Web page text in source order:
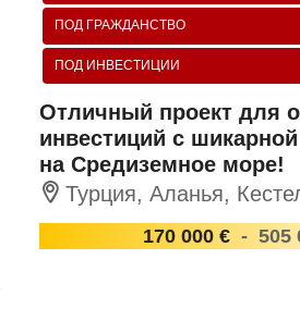
ПОД ГРАЖДАНСТВО
ПОД ИНВЕСТИЦИИ
Отличный проект для
инвестиций с
на Средиземное море!
Турция, Аланья,
170 000 € - 505